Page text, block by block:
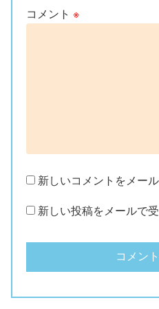
コメント ※
新しいコメントをメー
新しい投稿をメールで